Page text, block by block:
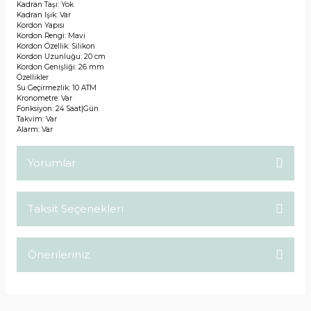
Kadran Taşı: Yok
Kadran Işık: Var
Kordon Yapısı
Kordon Rengi: Mavi
Kordon Özellik: Silikon
Kordon Uzunluğu: 20 cm
Kordon Genişliği: 26 mm
Özellikler
Su Geçirmezlik: 10 ATM
Kronometre: Var
Fonksiyon: 24 Saat|Gün
Takvim: Var
Alarm: Var
Yorumlar
Taksit Seçenekleri
Önerileriniz